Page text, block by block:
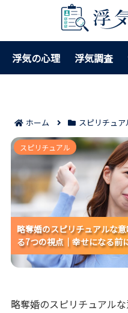
浮気の心理 浮気調査
ホーム スピリチュア
略奪婚のスピリチュアル
考える7つの視点｜幸せ
略奪婚のスピリチュアルな
る7つの視点｜幸せになる前
略奪婚のスピリチュアルな
る7つの視点｜幸せになる前
略奪婚のスピリチュアルな
る7つの視点｜幸せになる前
スピリチュアル
略奪婚のスピリチュアル